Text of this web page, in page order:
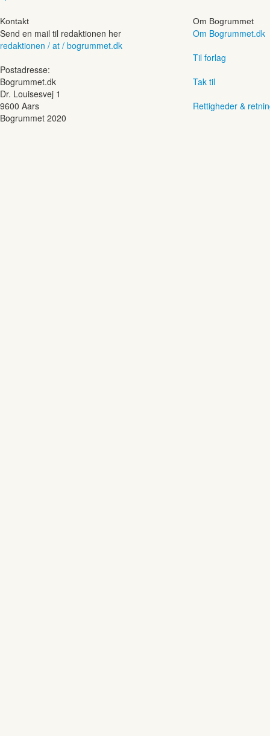
Kontakt
Send en mail til redaktionen her
redaktionen / at / bogrummet.dk
Postadresse:
Bogrummet.dk
Dr. Louisesvej 1
9600 Aars
Om Bogrummet
Om Bogrummet.dk
Til forlag
Tak til
Rettigheder &
Bogrummet 2020